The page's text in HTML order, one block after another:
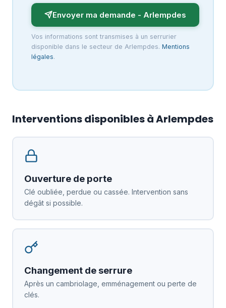
Envoyer ma demande - Arlempdes
Vos informations sont transmises à un serrurier
disponible dans le secteur de Arlempdes. Mentions
légales.
Interventions disponibles à Arlempdes
Ouverture de porte
Clé oubliée, perdue ou cassée. Intervention sans
dégât si possible.
Changement de serrure
Après un cambriolage, emménagement ou perte de
clés.